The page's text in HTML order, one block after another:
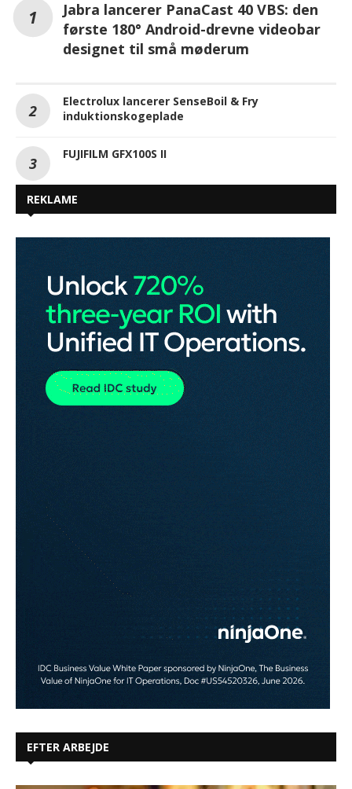
Jabra lancerer PanaCast 40 VBS: den
første 180° Android-drevne videobar
designet til små møderum
Electrolux lancerer SenseBoil & Fry
induktionskogeplade
FUJIFILM GFX100S II
REKLAME
EFTER ARBEJDE